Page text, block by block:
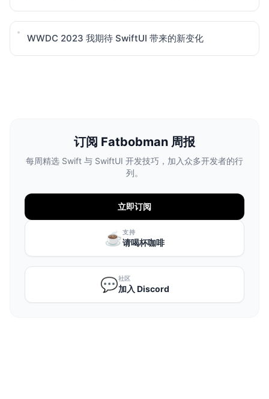
WWDC 2023 我期待 SwiftUI 带来的新变化
订阅 Fatbobman 周报
每周精选 Swift 与 SwiftUI 开发技巧，加入众多开发者的行
列。
立即订阅
☕️支持
请喝杯咖啡
💬社区
加入 Discord